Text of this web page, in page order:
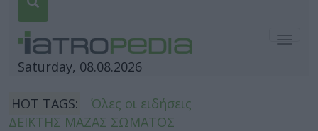
Saturday, 08.08.2026
HOT TAGS:
Όλες οι ειδήσεις
ΔΕΙΚΤΗΣ ΜΑΖΑΣ ΣΩΜΑΤΟΣ